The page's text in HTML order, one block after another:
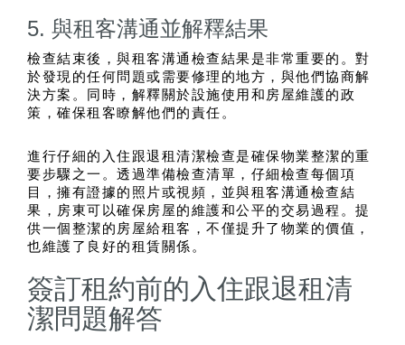
5. 與租客溝通並解釋結果
檢查結束後，與租客溝通檢查結果是非常重要的。對
於發現的任何問題或需要修理的地方，與他們協商解
決方案。同時，解釋關於設施使用和房屋維護的政
策，確保租客瞭解他們的責任。
進行仔細的入住跟退租清潔檢查是確保物業整潔的重
要步驟之一。透過準備檢查清單，仔細檢查每個項
目，擁有證據的照片或視頻，並與租客溝通檢查結
果，房東可以確保房屋的維護和公平的交易過程。提
供一個整潔的房屋給租客，不僅提升了物業的價值，
也維護了良好的租賃關係。
簽訂租約前的入住跟退租清
潔問題解答